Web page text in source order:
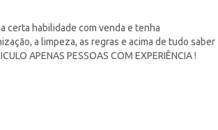
certa habilidade com venda e tenha
a limpeza, as regras e acima de tudo saber
APENAS PESSOAS COM EXPERIÊNCIA !